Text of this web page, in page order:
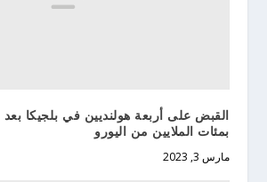
القبض على أربعة هولنديين في بلجيكا
بمئات الملايين من اليورو
مارس 3, 2023